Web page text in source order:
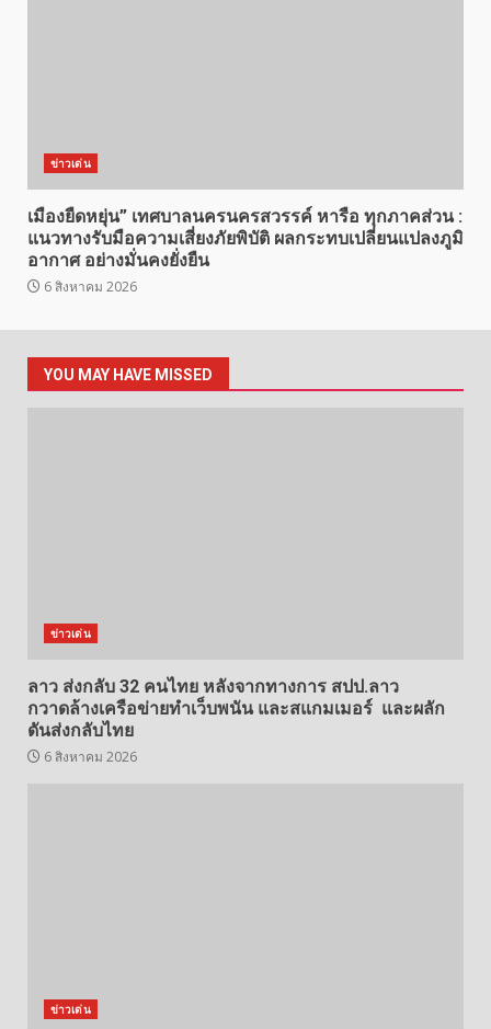
ข่าวเด่น
เมืองยืดหยุ่น” เทศบาลนครนครสวรรค์ หารือ ทุกภาคส่วน :
แนวทางรับมือความเสี่ยงภัยพิบัติ ผลกระทบเปลี่ยนแปลงภูมิ
อากาศ อย่างมั่นคงยั่งยืน
6 สิงหาคม 2026
YOU MAY HAVE MISSED
ข่าวเด่น
ลาว ส่งกลับ 32 คนไทย หลังจากทางการ สปป.ลาว
กวาดล้างเครือข่ายทำเว็บพนัน และสแกมเมอร์ และผลัก
ดันส่งกลับไทย
6 สิงหาคม 2026
ข่าวเด่น